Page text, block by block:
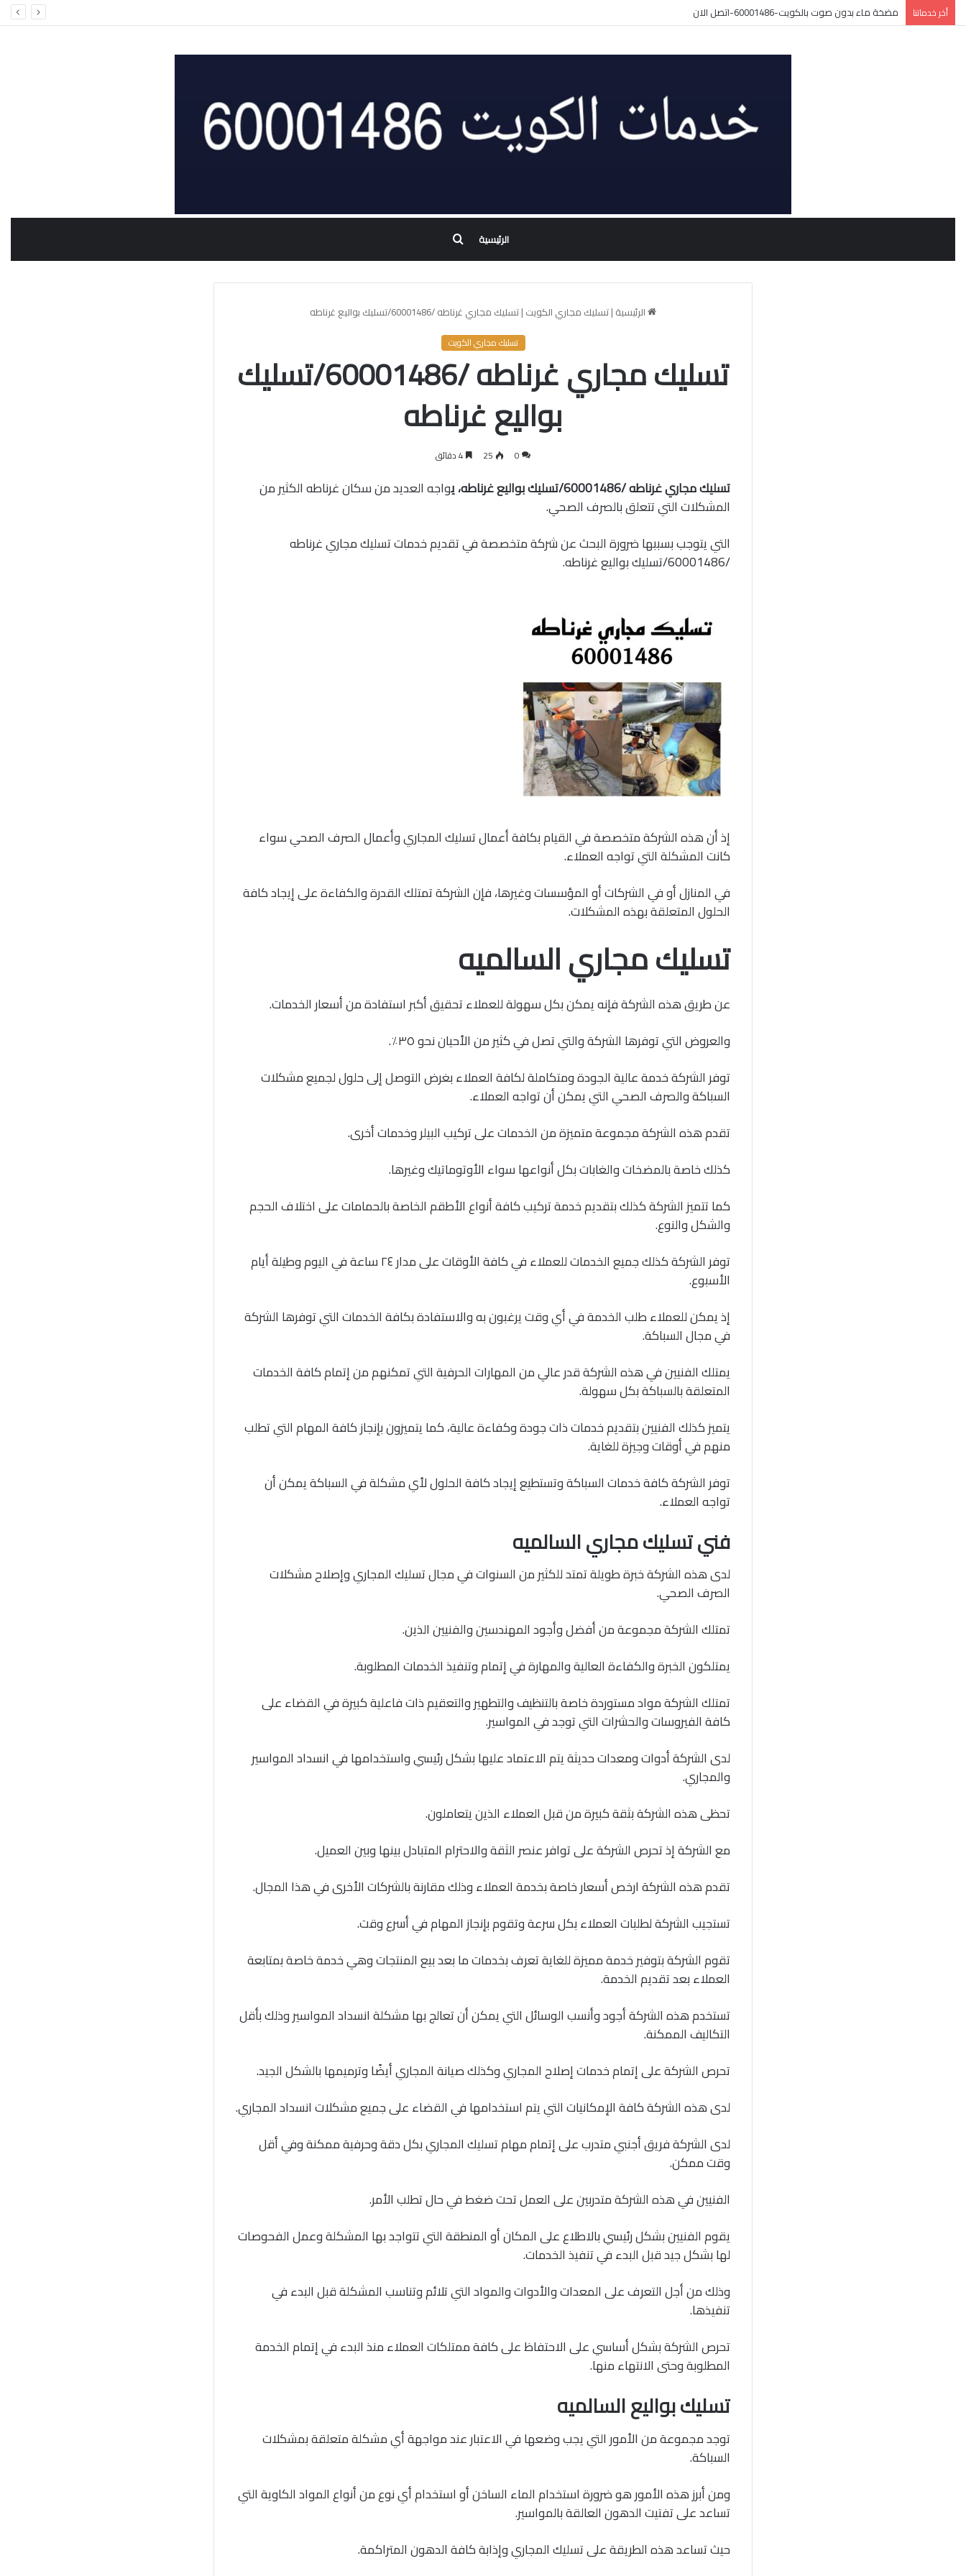
أخر خدماتنا مضخة ماء بدون صوت بالكويت-60001486-اتصل الان
الرئيسية
بحث
عن
الرئيسية |تسليك مجاري الكويت |تسليك مجاري غرناطه /60001486/تسليك بواليع غرناطه
تسليك مجاري الكويت
تسليك مجاري غرناطه /60001486/تسليك
بواليع غرناطه
0
25
تسليك مجاري غرناطه /60001486/تسليك بواليع غرناطه، ي
واجه العديد من سكان غرناطه الكثير من
المشكلات التي تتعلق بالصرف الصحي.
التي يتوجب بسببها ضرورة البحث عن شركة متخصصة في تقديم خدمات تسليك مجاري غرناطه
/60001486/تسليك بواليع غرناطه.
إذ أن هذه الشركة متخصصة في القيام بكافة أعمال تسليك المجاري وأعمال الصرف الصحي سواء
كانت المشكلة التي تواجه العملاء.
في المنازل أو في الشركات أو المؤسسات وغيرها، فإن الشركة تمتلك القدرة والكفاءة على إيجاد كافة
الحلول المتعلقة بهذه المشكلات.
تسليك مجاري السالميه
عن طريق هذه الشركة فإنه يمكن بكل سهولة للعملاء تحقيق أكبر استفادة من أسعار الخدمات.
والعروض التي توفرها الشركة والتي تصل في كثير من الأحيان نحو ٣٥٪.
توفر الشركة خدمة عالية الجودة ومتكاملة لكافة العملاء بغرض التوصل إلى حلول لجميع مشكلات
السباكة والصرف الصحي التي يمكن أن تواجه العملاء.
تقدم هذه الشركة مجموعة متميزة من الخدمات على تركيب البيلر وخدمات أخرى.
كذلك خاصة بالمضخات والغابات بكل أنواعها سواء الأوتوماتيك وغيرها.
كما تتميز الشركة كذلك بتقديم خدمة تركيب كافة أنواع الأطقم الخاصة بالحمامات على اختلاف الحجم
والشكل والنوع.
توفر الشركة كذلك جميع الخدمات للعملاء في كافة الأوقات على مدار ٢٤ ساعة في اليوم وطيلة أيام
الأسبوع.
إذ يمكن للعملاء طلب الخدمة في أي وقت يرغبون به والاستفادة بكافة الخدمات التي توفرها الشركة
في مجال السباكة.
يمتلك الفنيين في هذه الشركة قدر عالي من المهارات الحرفية التي تمكنهم من إتمام كافة الخدمات
المتعلقة بالسباكة بكل سهولة.
يتميز كذلك الفنيين بتقديم خدمات ذات جودة وكفاءة عالية، كما يتميزون بإنجاز كافة المهام التي تطلب
منهم في أوقات وجيزة للغاية.
توفر الشركة كافة خدمات السباكة وتستطيع إيجاد كافة الحلول لأي مشكلة في السباكة يمكن أن
تواجه العملاء.
فني تسليك مجاري السالميه
لدى هذه الشركة خبرة طويلة تمتد للكثير من السنوات في مجال تسليك المجاري وإصلاح مشكلات
الصرف الصحي.
تمتلك الشركة مجموعة من أفضل وأجود المهندسين والفنيين الذين.
يمتلكون الخبرة والكفاءة العالية والمهارة في إتمام وتنفيذ الخدمات المطلوبة.
تمتلك الشركة مواد مستوردة خاصة بالتنظيف والتطهير والتعقيم ذات فاعلية كبيرة في القضاء على
كافة الفيروسات والحشرات التي توجد في المواسير.
لدى الشركة أدوات ومعدات حديثة يتم الاعتماد عليها بشكل رئيسي واستخدامها في انسداد المواسير
والمجاري.
تحظى هذه الشركة بثقة كبيرة من قبل العملاء الذين يتعاملون.
مع الشركة إذ تحرص الشركة على توافر عنصر الثقة والاحترام المتبادل بينها وبين العميل.
تقدم هذه الشركة ارخص أسعار خاصة بخدمة العملاء وذلك مقارنة بالشركات الأخرى في هذا المجال.
تستجيب الشركة لطلبات العملاء بكل سرعة وتقوم بإنجاز المهام في أسرع وقت.
تقوم الشركة بتوفير خدمة مميزة للغاية تعرف بخدمات ما بعد بيع المنتجات وهي خدمة خاصة بمتابعة
العملاء بعد تقديم الخدمة.
تستخدم هذه الشركة أجود وأنسب الوسائل التي يمكن أن تعالج بها مشكلة انسداد المواسير وذلك بأقل
التكاليف الممكنة.
تحرص الشركة على إتمام خدمات إصلاح المجاري وكذلك صيانة المجاري أيضًا وترميمها بالشكل الجيد.
لدى هذه الشركة كافة الإمكانيات التي يتم استخدامها في القضاء على جميع مشكلات انسداد المجاري.
لدى الشركة فريق أجنبي متدرب على إتمام مهام تسليك المجاري بكل دقة وحرفية ممكنة وفي أقل
وقت ممكن.
الفنيين في هذه الشركة متدربين على العمل تحت ضغط في حال تطلب الأمر.
يقوم الفنيين بشكل رئيسي بالاطلاع على المكان أو المنطقة التي تتواجد بها المشكلة وعمل الفحوصات
لها بشكل جيد قبل البدء في تنفيذ الخدمات.
وذلك من أجل التعرف على المعدات والأدوات والمواد التي تلائم وتناسب المشكلة قبل البدء في
تنفيذها.
تحرص الشركة بشكل أساسي على الاحتفاظ على كافة ممتلكات العملاء منذ البدء في إتمام الخدمة
المطلوبة وحتى الانتهاء منها.
تسليك بواليع السالميه
توجد مجموعة من الأمور التي يجب وضعها في الاعتبار عند مواجهة أي مشكلة متعلقة بمشكلات
السباكة.
ومن أبرز هذه الأمور هو ضرورة استخدام الماء الساخن أو استخدام أي نوع من أنواع المواد الكاوية التي
تساعد على تفتيت الدهون العالقة بالمواسير.
حيث تساعد هذه الطريقة على تسليك المجاري وإذابة كافة الدهون المتراكمة.